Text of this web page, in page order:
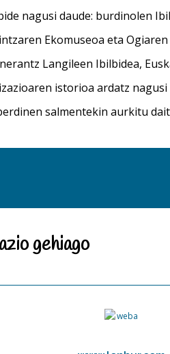
nagusi daude: burdinolen
Ekomuseoa eta
Langileen Ibilbidea,
istorioa ardatz
salmentekin aurkitu
gehiago